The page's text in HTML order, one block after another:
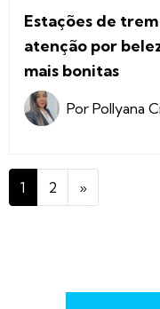
Estações de
atenção por
mais bonitas
Por Pollyana
1 2 »